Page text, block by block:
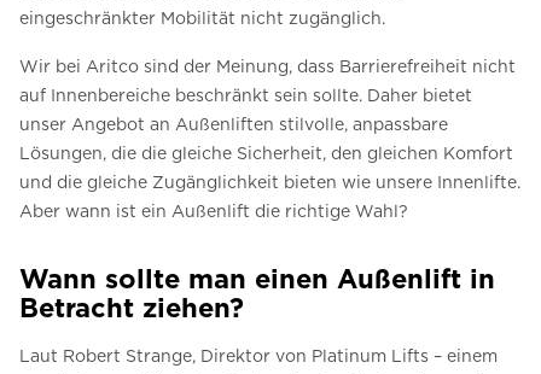
eingeschränkter Mobilität nicht zugänglich.
Wir bei Aritco sind der Meinung, dass Barrierefreiheit nicht
auf Innenbereiche beschränkt sein sollte. Daher bietet
unser Angebot an Außenliften stilvolle, anpassbare
Lösungen, die die gleiche Sicherheit, den gleichen Komfort
und die gleiche Zugänglichkeit bieten wie unsere Innenlifte.
Aber wann ist ein Außenlift die richtige Wahl?
Wann sollte man einen Außenlift in
Betracht ziehen?
Laut Robert Strange, Direktor von Platinum Lifts – einem